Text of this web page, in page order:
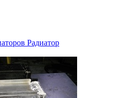
Радиатор